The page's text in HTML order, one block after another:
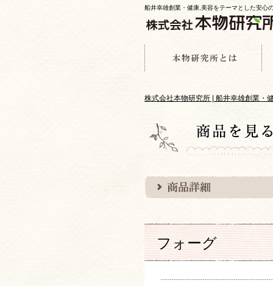
船井幸雄創業・健康,美容をテーマとした安心
株式会社本物研究所 | 船井幸雄創業・
フォーグ